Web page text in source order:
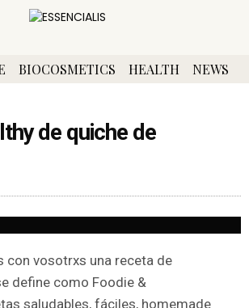
BIOCOSMETICS HEALTH NEWS
de quiche de
con vosotrxs una receta de
define como Foodie &
saludables, fáciles, homemade